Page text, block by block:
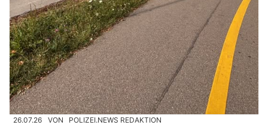
26.07.26 VON POLIZEI.NEWS REDAKTION